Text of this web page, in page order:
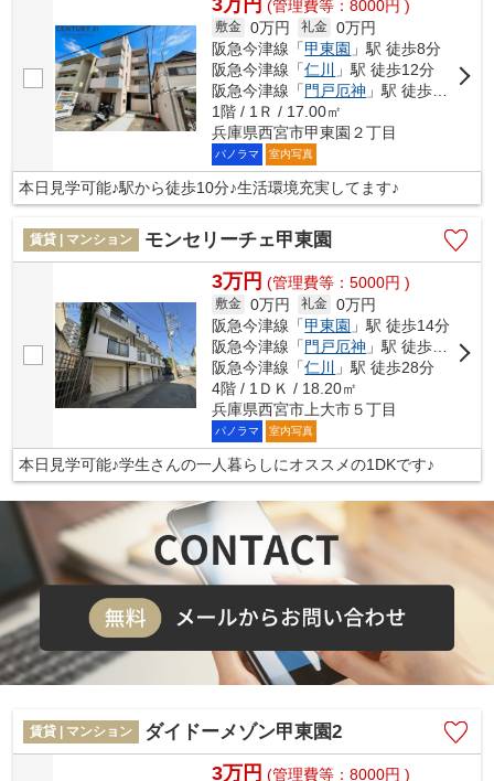
(管理費等：8000円 )
敷金 0万円 礼金 0万円
阪急今津線「甲東園 」駅 徒歩8分
阪急今津線「仁川
」駅 徒歩12分
阪急今津線「 門戸厄神 」駅 徒歩20分
1階 / 1Ｒ / 17.00㎡
兵庫県西宮市甲東園２丁目
パノラマ 室内写真
本日見学可能♪駅から徒歩10分♪生活環境充実してます♪
賃貸 | マンション モンセリーチェ甲東園
3万円 (管理費等：5000円 )
敷金 0万円 礼金 0万円
阪急今津線「甲東園 」駅 徒歩14分
阪急今津線「 門戸厄神 」駅 徒歩18分
阪急今津線「仁川
」駅 徒歩28分
4階 / 1ＤＫ / 18.20㎡
兵庫県西宮市上大市５丁目
パノラマ 室内写真
本日見学可能♪学生さんの一人暮らしにオススメの1DKです♪
賃貸 | マンション ダイドーメゾン甲東園2
3万円 (管理費等：8000円 )